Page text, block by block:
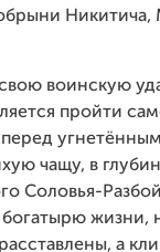
Никитича,
воинскую
пройти
чащу, в
Соловья-
жизни,
а